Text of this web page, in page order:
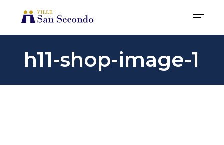
h11-shop-image-1